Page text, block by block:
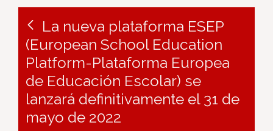
La nueva plataforma ESEP
(European School Education
Platform-Plataforma Europea
de Educación Escolar) se
lanzará definitivamente el 31 de
mayo de 2022